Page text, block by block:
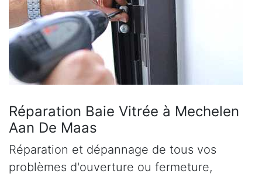
Réparation Baie Vitrée à Mechelen
Aan De Maas
Réparation et dépannage de tous vos
problèmes d'ouverture ou fermeture,